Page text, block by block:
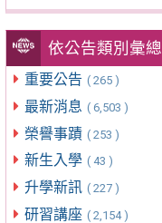
依公告類別彙總
重要公告 ( 265 )
最新消息 ( 6,503 )
榮譽事蹟 ( 253 )
新生入學 ( 43 )
升學新訊 ( 227 )
研習講座 ( 2,154 )